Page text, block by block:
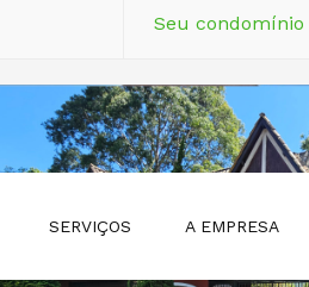
Seu condomínio
Atibaia (11) 2427-8079
Rua 13 de Maio, 346
SERVIÇOS A EMPRESA